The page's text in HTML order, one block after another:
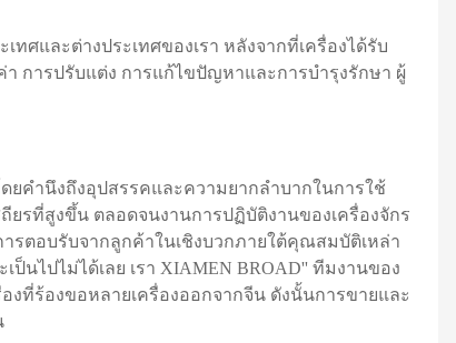
ศและต่างประเทศของเรา หลังจากที่เครื่องได้รับ
การปรับแต่ง การแก้ไขปัญหาและการบำรุงรักษา ผู้
คำนึงถึงอุปสรรคและความยากลำบากในการใช้
รที่สูงขึ้น ตลอดจนงานการปฏิบัติงานของเครื่องจักร
รตอบรับจากลูกค้าในเชิงบวกภายใต้คุณสมบัติเหล่า
นไปไม่ได้เลย เรา XIAMEN BROAD'' ทีมงานของ
งที่ร้องขอหลายเครื่องออกจากจีน ดังนั้นการขายและ